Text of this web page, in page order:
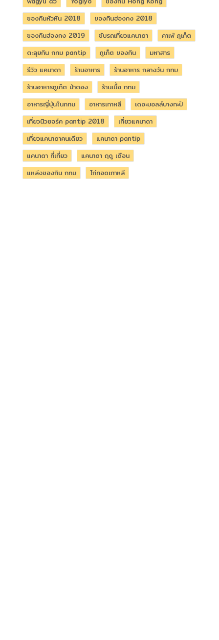
ของกินหัวหิน 2018
ของกินฮ่องกง 2018
ของกินฮ่องกง 2019
ขับรถเที่ยวแคนาดา
คาเฟ่ ภูเก็ต
ตะลุยกิน กทม pantip
ภูเก็ต ของกิน
มหาสาร
รีวิว แคนาดา
ร้านอาหาร
ร้านอาหาร กลางวัน กทม
ร้านอาหารภูเก็ต ป่าตอง
ร้านเนื้อ กทม
อาหารญี่ปุ่นในกทม
อาหารเกาหลี
เดอะมอลล์บางกะปิ
เที่ยวนิวยอร์ค pantip 2018
เที่ยวแคนาดา
เที่ยวแคนาดาคนเดียว
แคนาดา pantip
แคนาดา ที่เที่ยว
แคนาดา ฤดู เดือน
แหล่งของกิน กทม
ไก่ทอดเกาหลี